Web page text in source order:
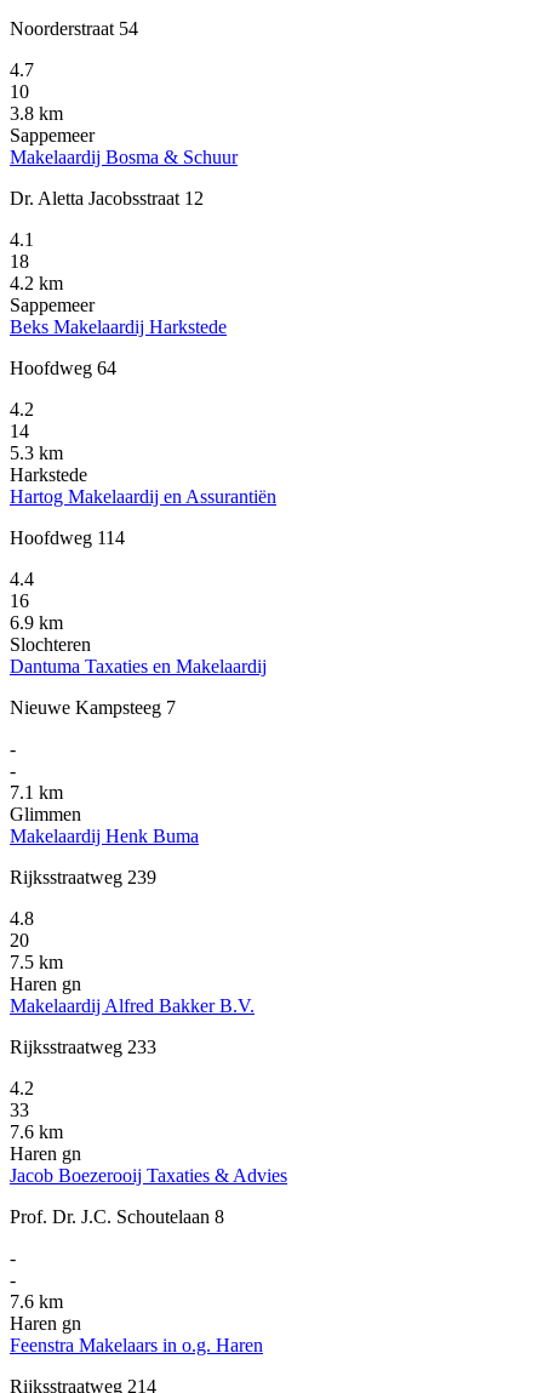
Noorderstraat 54
4.7
10
3.8 km
Sappemeer
Makelaardij Bosma & Schuur
Dr. Aletta Jacobsstraat 12
4.1
18
4.2 km
Sappemeer
Beks Makelaardij Harkstede
Hoofdweg 64
4.2
14
5.3 km
Harkstede
Hartog Makelaardij en Assurantiën
Hoofdweg 114
4.4
16
6.9 km
Slochteren
Dantuma Taxaties en Makelaardij
Nieuwe Kampsteeg 7
-
-
7.1 km
Glimmen
Makelaardij Henk Buma
Rijksstraatweg 239
4.8
20
7.5 km
Haren gn
Makelaardij Alfred Bakker B.V.
Rijksstraatweg 233
4.2
33
7.6 km
Haren gn
Jacob Boezerooij Taxaties & Advies
Prof. Dr. J.C. Schoutelaan 8
-
-
7.6 km
Haren gn
Feenstra Makelaars in o.g. Haren
Rijksstraatweg 214